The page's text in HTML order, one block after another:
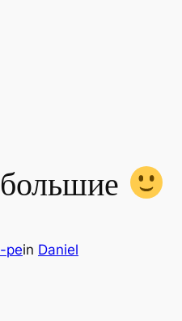
pein Daniel